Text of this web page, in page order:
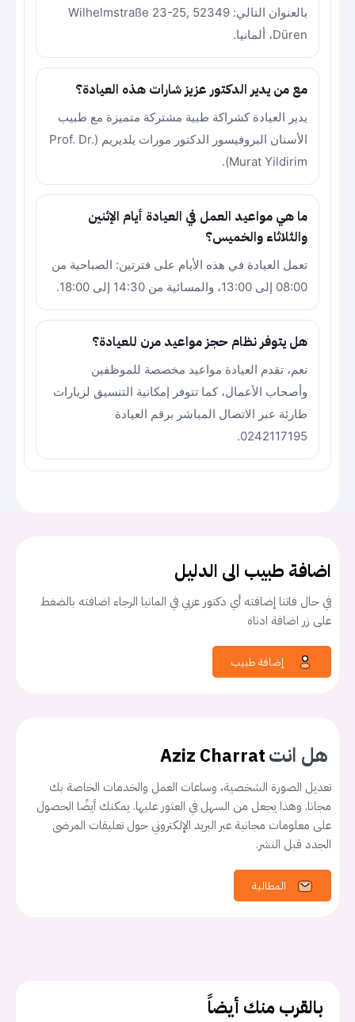
بالعنوان التالي: Wilhelmstraße 23-25, 52349
Düren، ألمانيا.
مع من يدير الدكتور عزيز شارات هذه العيادة؟
يدير العيادة كشراكة طبية مشتركة متميزة مع طبيب
الأسنان البروفيسور الدكتور مورات يلديريم (Prof. Dr.
Murat Yildirim).
ما هي مواعيد العمل في العيادة أيام الإثنين
والثلاثاء والخميس؟
تعمل العيادة في هذه الأيام على فترتين: الصباحية من
08:00 إلى 13:00، والمسائية من 14:30 إلى 18:00.
هل يتوفر نظام حجز مواعيد مرن للعيادة؟
نعم، تقدم العيادة مواعيد مخصصة للموظفين
وأصحاب الأعمال، كما تتوفر إمكانية التنسيق لزيارات
طارئة عبر الاتصال المباشر برقم العيادة
0242117195.
اضافة طبيب الى الدليل
في حال فاتنا إضافته أي دكتور عربي في المانيا الرجاء اضافته بالضغط
على زر اضافة ادناه
هل انتAziz Charrat
تعديل الصورة الشخصية، وساعات العمل والخدمات الخاصة بك
مجانا. وهذا يجعل من السهل في العثور عليها. يمكنك أيضًا الحصول
على معلومات مجانية عبر البريد الإلكتروني حول تعليقات المرضى
الجدد قبل النشر.
المطالبة
بالقرب منك أيضاً